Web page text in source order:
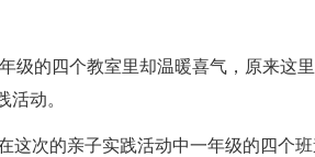
级的四个教室里却温暖喜气，原来这
活动。
这次的亲子实践活动中一年级的四个